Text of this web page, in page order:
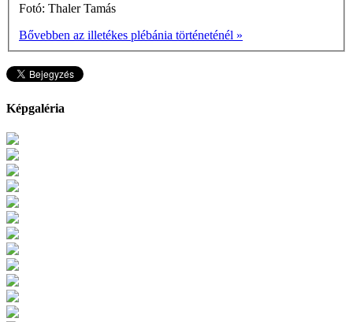
Fotó: Thaler Tamás
Bővebben az illetékes plébánia történeténél »
Képgaléria